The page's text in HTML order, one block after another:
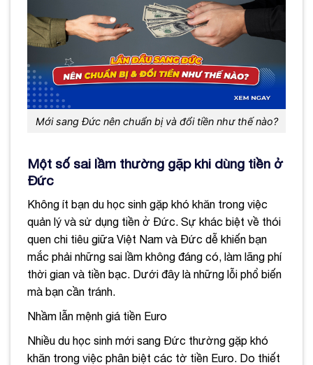
Mới sang Đức nên chuẩn bị và đổi tiền như thế nào?
Một số sai lầm thường gặp khi dùng tiền ở
Đức
Không ít bạn du học sinh gặp khó khăn trong việc
quản lý và sử dụng tiền ở Đức. Sự khác biệt về thói
quen chi tiêu giữa Việt Nam và Đức dễ khiến bạn
mắc phải những sai lầm không đáng có, làm lãng phí
thời gian và tiền bạc. Dưới đây là những lỗi phổ biến
mà bạn cần tránh.
Nhầm lẫn mệnh giá tiền Euro
Nhiều du học sinh mới sang Đức thường gặp khó
khăn trong việc phân biệt các tờ tiền Euro. Do thiết